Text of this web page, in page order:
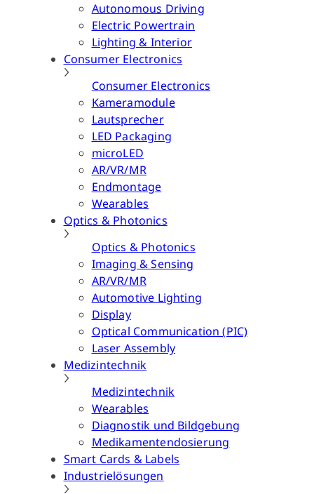
Autonomous Driving
Electric Powertrain
Lighting & Interior
Consumer Electronics
Consumer Electronics
Kameramodule
Lautsprecher
LED Packaging
microLED
AR/VR/MR
Endmontage
Wearables
Optics & Photonics
Optics & Photonics
Imaging & Sensing
AR/VR/MR
Automotive Lighting
Display
Optical Communication (PIC)
Laser Assembly
Medizintechnik
Medizintechnik
Wearables
Diagnostik und Bildgebung
Medikamentendosierung
Smart Cards & Labels
Industrielösungen